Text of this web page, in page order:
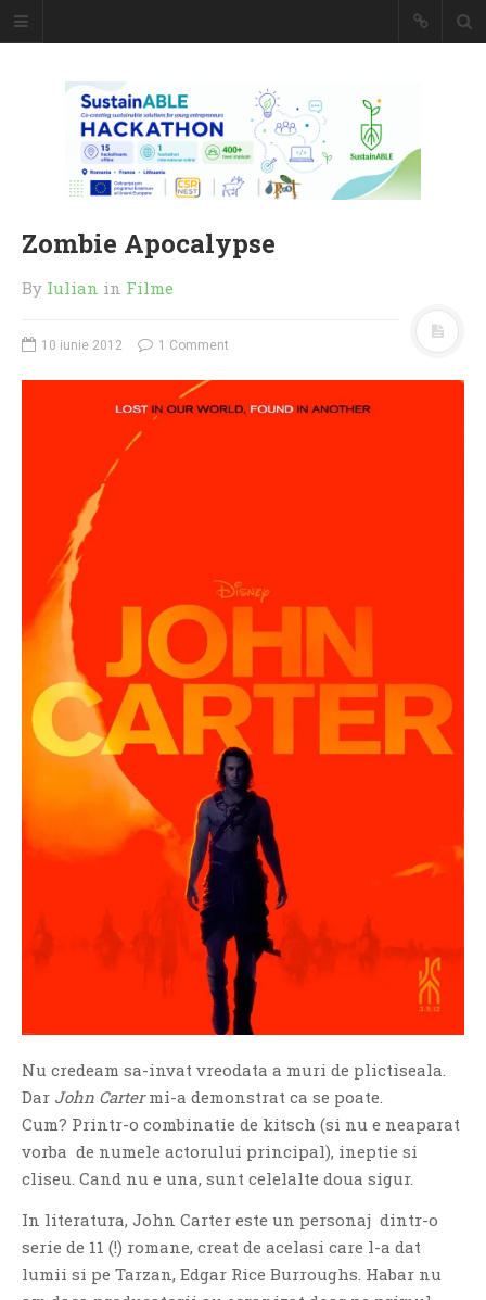
Caiet de
insemnari
DESCARCĂ!
O poveste in care sexul se
confunda cu dragostea,
cinismul cu idealismul si
poezia cu umorul.
DESCARCĂ!
If you like movies, words and
mind games, then this is the
book for you. Take the
own acrostics and describing
famous movies by using the
very letters of their titles!
Zombie Apocalypse
By Iulian in Filme
10 iunie 2012 1 Comment
Nu credeam sa-invat vreodata a muri de plictiseala.
Dar John Cartermi-a demonstrat ca se poate.
Cum? Printr-o combinatie de kitsch (si nu e neaparat
vorba de numele actorului principal), ineptie si
cliseu. Cand nu e una, sunt celelalte doua sigur.
In literatura, John Carter este un personaj dintr-o
serie de 11 (!) romane, creat de acelasi care l-a dat
lumii si pe Tarzan, Edgar Rice Burroughs. Habar nu